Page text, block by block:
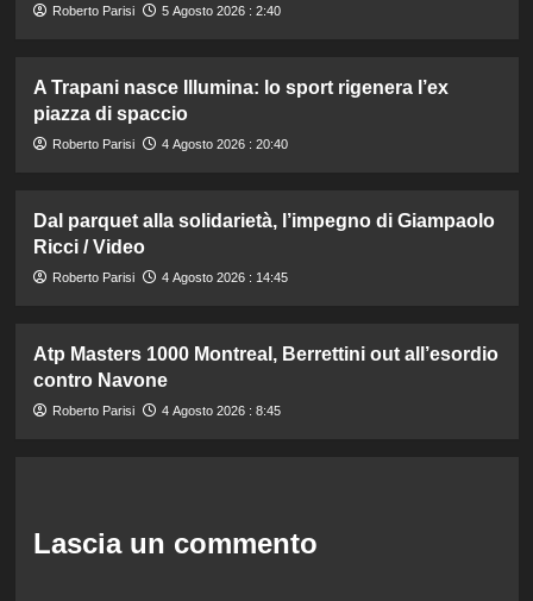
Roberto Parisi 5 Agosto 2026 : 2:40
A Trapani nasce Illumina: lo sport rigenera l’ex
piazza di spaccio
Roberto Parisi 4 Agosto 2026 : 20:40
Dal parquet alla solidarietà, l’impegno di Giampaolo
Ricci / Video
Roberto Parisi 4 Agosto 2026 : 14:45
Atp Masters 1000 Montreal, Berrettini out all’esordio
contro Navone
Roberto Parisi 4 Agosto 2026 : 8:45
Lascia un commento